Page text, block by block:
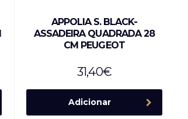
APPOLIA S. BLACK-
ASSADEIRA QUADRADA 28
CM PEUGEOT
31,40€
Adicionar